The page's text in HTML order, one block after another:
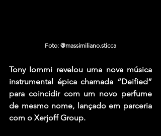
Foto: @massimiliano.sticca
Tony Iommi revelou uma nova música
instrumental épica chamada “Deified”
para coincidir com um novo perfume
de mesmo nome, lançado em parceria
com o Xerjoff Group.